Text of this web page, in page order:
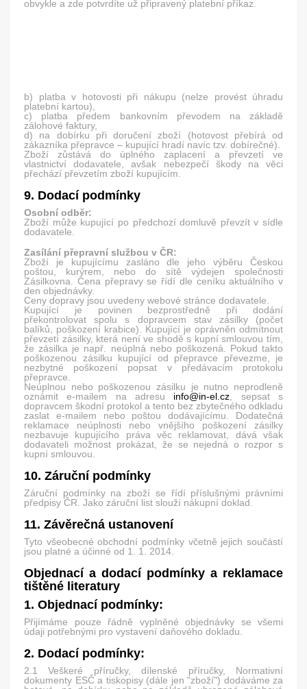
obvykle a zde potvrdíte už připravený platební příkaz.
b) platba v hotovosti při nákupu (nelze provést úhradu
platební kartou),
c) platba předem bankovním převodem na základě
zálohové faktury,
d) na dobírku při doručení zboží (hotovost přebírá od
zákazníka přepravce – kupující hradí navíc tzv. dobírečné).
Zboží zůstává do úplného zaplacení a převzetí ve
vlastnictví dodavatele, avšak nebezpečí škody na věci
přechází převzetím zboží kupujícím.
9. Dodací podmínky
Osobní odběr:
Zboží může kupující po předchozí domluvě převzít v sídle
dodavatele.
Zasílání přepravní službou v ČR:
Zboží je kupujícímu zasláno dle jeho výběru Českou
poštou, kurýrem, nebo do sítě výdejen společnosti
Zásilkovna. Cena přepravy se řídí dle ceníku aktuálního v
den objednávky.
Ceny dopravy jsou uvedeny webové stránce dodavatele.
Kupující je povinen bezprostředně při dodání
překontrolovat spolu s dopravcem stav zásilky (počet
balíků, poškození krabice). Kupující je oprávněn odmítnout
převzetí zásilky, která není ve shodě s kupní smlouvou tím,
že zásilka je např. neúplná nebo poškozená. Pokud takto
poškozenou zásilku kupující od přepravce převezme, je
nezbytné poškození popsat v předávacím protokolu
přepravce.
Neúplnou nebo poškozenou zásilku je nutno neprodleně
oznámit e-mailem na adresu info@in-el.cz, sepsat s
dopravcem škodní protokol a tento bez zbytečného odkladu
zaslat e-mailem nebo poštou dodávajícímu. Dodatečná
reklamace neúplnosti nebo vnějšího poškození zásilky
nezbavuje kupujícího práva věc reklamovat, dává však
dodavateli možnost prokázat, že se nejedná o rozpor s
kupní smlouvou.
10. Záruční podmínky
Záruční podmínky na zboží se řídí příslušnými právními
předpisy ČR. Jako záruční list slouží nákupní doklad.
11. Závěrečná ustanovení
Tyto všeobecné obchodní podmínky včetně jejich součástí
jsou platné a účinné od 1. 1. 2014.
Objednací a dodací podmínky a reklamace
tištěné literatury
1. Objednací podmínky:
Přijímáme pouze řádně vyplněné objednávky se všemi
údaji potřebnými pro vystavení daňového dokladu.
2. Dodací podmínky:
2.1 Veškeré příručky, dílenské příručky, Normativní
dokumenty ESČ a tiskopisy (dále jen "zboží") dodáváme za